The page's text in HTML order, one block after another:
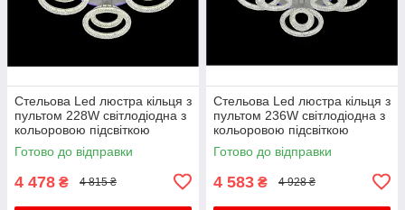
Стельова Led люстра кільця з
пультом 228W світлодіодна з
кольоровою підсвіткою
Готово до відправки
4 478 ₴ 4 815 ₴
Стельова Led люстра кільця з
пультом 236W світлодіодна з
кольоровою підсвіткою
Готово до відправки
4 583 ₴ 4 928 ₴